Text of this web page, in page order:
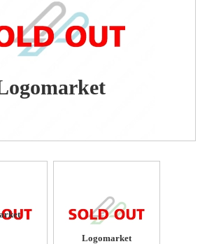
Logomarket